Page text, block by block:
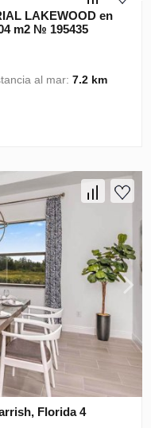
LAKEWOOD en
m2 № 195435
al mar:7.2 km
Florida 4